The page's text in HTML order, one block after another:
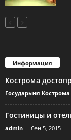
Информация
Кострома
Государыня Кострома
Гостиницы и
admin - Сен 5, 2015